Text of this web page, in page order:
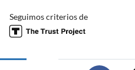
Seguimos criterios de